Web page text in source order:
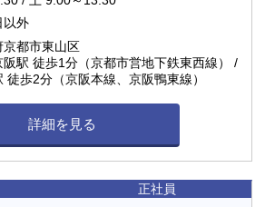
以外
京都市東山区
阪駅 徒歩1分（京都市営地下鉄東西線） /
徒歩2分（京阪本線、京阪鴨東線）
詳細を見る
正社員